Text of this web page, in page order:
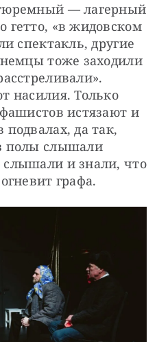
— лагерный
гетто, «в жидовском
спектакль, другие
тоже заходили
насилия. Только
истязают и
да так,
полы слышали
и знали, что
графа.